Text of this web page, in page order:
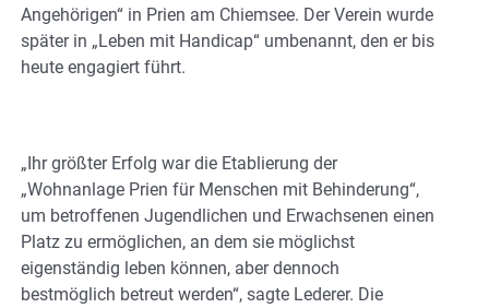
Angehörigen“ in Prien am Chiemsee. Der Verein wurde
später in „Leben mit Handicap“ umbenannt, den er bis
heute engagiert führt.
„Ihr größter Erfolg war die Etablierung der
„Wohnanlage Prien für Menschen mit Behinderung“,
um betroffenen Jugendlichen und Erwachsenen einen
Platz zu ermöglichen, an dem sie möglichst
eigenständig leben können, aber dennoch
bestmöglich betreut werden“, sagte Lederer. Die